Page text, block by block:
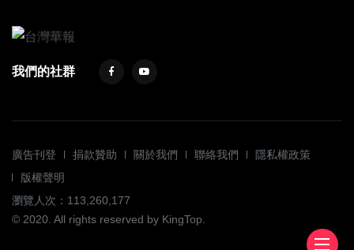
我們的社群
廣告刊登 捐款贊助 關於我們 聯絡我們
隱私權政策
版權聲明
瀏覽人次：113,260,177
© 2020. All rights reserved by KingTop.